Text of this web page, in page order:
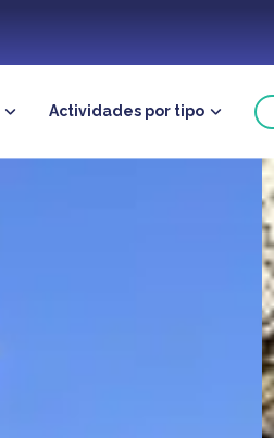
Actividades por tipo